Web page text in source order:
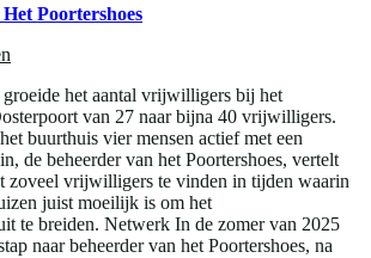
Poortershoes
het aantal vrijwilligers bij het
van 27 naar bijna 40 vrijwilligers.
buurthuis vier mensen actief met een
de beheerder van het Poortershoes, vertelt
zoveel vrijwilligers te vinden in tijden waarin
juist moeilijk is om het
te breiden. Netwerk In de zomer van 2025
naar beheerder van het Poortershoes, na